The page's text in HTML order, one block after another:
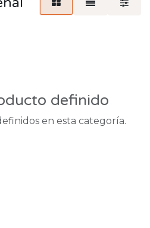
definido
en esta categoría.